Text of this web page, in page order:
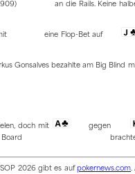
an die Rails. Keine
eine Flop-Bet auf
Gonsalves bezahlte am Big Blind
doch mit gegen
2026 gibt es aufpokernews.com.